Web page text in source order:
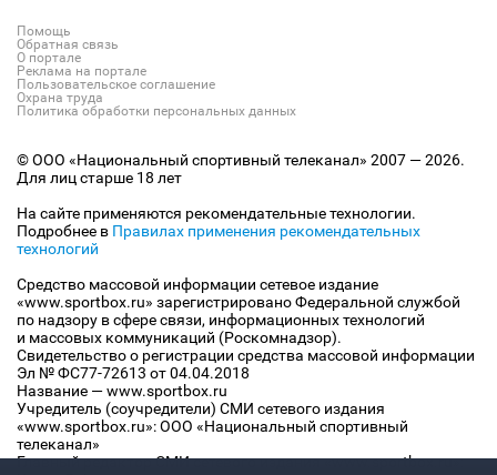
Помощь
Обратная связь
О портале
Реклама на портале
Пользовательское соглашение
Охрана труда
Политика обработки персональных данных
© ООО «Национальный спортивный телеканал» 2007 — 2026.
Для лиц старше 18 лет
На сайте применяются рекомендательные технологии.
Подробнее в Правилах применения рекомендательных
технологий
Средство массовой информации сетевое издание
«www.sportbox.ru» зарегистрировано Федеральной службой
по надзору в сфере связи, информационных технологий
и массовых коммуникаций (Роскомнадзор).
Свидетельство о регистрации средства массовой информации
Эл № ФС77-72613 от 04.04.2018
Название — www.sportbox.ru
Учредитель (соучредители) СМИ сетевого издания
«www.sportbox.ru»: ООО «Национальный спортивный
телеканал»
Главный редактор СМИ сетевого издания «www.sportbox.ru»: